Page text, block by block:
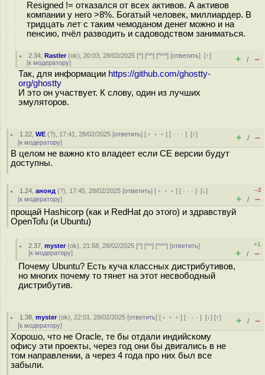
Resigned != отказался от всех активов. А активов
компании у него >8%. Богатый человек, миллиардер. В
тридцать лет с таким чемоданом денег можно и на
пенсию, пчёл разводить и садоводством заниматься.
2.34 ,Rastler(ok), 20:03, 28/02/2025 [^] [^^] [^^^] [ответить][↑]
[к модератору] + / –
Так, для информации https://github.com/ghostty-
org/ghostty
И это он участвует. К слову, один из лучших
эмуляторов.
1.22 ,WE (?), 17:41, 28/02/2025 [ответить] [ ﹢﹢﹢] [ · · ·][↑]
[к модератору] + / –
В целом не важно кто владеет если CE версии будут
доступны.
1.24 ,анонд (?), 17:45, 28/02/2025 [ответить] [ ﹢﹢﹢] [ · · ·][↓]
[к модератору]
–2
+ / –
прощай Hashicorp (как и RedHat до этого) и здравствуй
OpenTofu (и Ubuntu)
2.37 ,myster(ok), 21:58, 28/02/2025 [^] [^^] [^^^] [ответить]
[к модератору]
+1
+ / –
Почему Ubuntu? Есть куча классных дистрибутивов,
но многих почему то тянет на этот несвободный
дистрибутив.
1.38 ,myster(ok), 22:01, 28/02/2025 [ответить] [ ﹢﹢﹢] [ · · ·][↓] [↑]
[к модератору] + / –
Хорошо, что не Oracle, те бы отдали индийскому
офису эти проекты, через год они бы двигались в не
том направлении, а через 4 года про них был все
забыли.